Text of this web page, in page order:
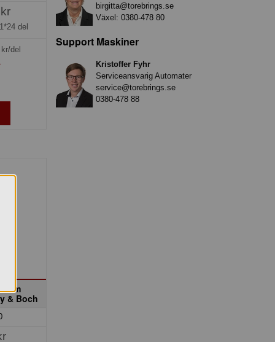
1*24 del
kr/del
mm
& Boch
birgitta@torebrings.se
Växel: 0380-478 80
Support Maskiner
Kristoffer Fyhr
Serviceansvarig Automater
service@torebrings.se
0380-478 88